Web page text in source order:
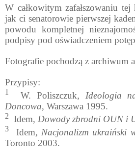
W całkowitym zafałszowaniu
jak ci senatorowie pierwszej
powodu kompletnej
podpisy pod oświadczeniem
Fotografie pochodzą z archiwum
Przypisy:
1 W. Poliszczuk, Ideologia
Doncowa, Warszawa 1995.
2 Idem, Dowody zbrodni OUN i
3 Idem, Nacjonalizm ukraiński
Toronto 2003.